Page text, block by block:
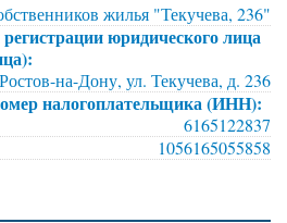
жилья "Текучева, 236"
юридического лица
на-Дону, ул. Текучева, д. 236
налогоплательщика (ИНН):
6165122837
1056165055858